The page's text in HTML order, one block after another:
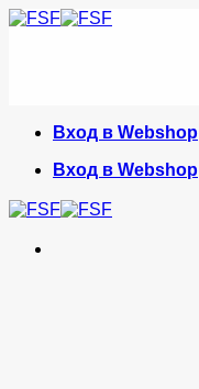
Skip
Вход в Webshop
Вход в Webshop